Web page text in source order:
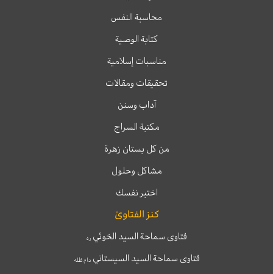
محاسبة النفس
كتابة الوصية
مناسبات إسلامية
تحقيقات ومقالات
آداب وسنن
مكتبة السراج
من كل بستان زهرة
مشاكل وحلول
اختبر نفسك
كنز الفتاوىٰ
فتاوى سماحة السيد الخوئيره
فتاوى سماحة السيد السيستانيدام ظله